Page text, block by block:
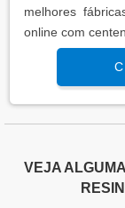
melhores
online com
VEJA